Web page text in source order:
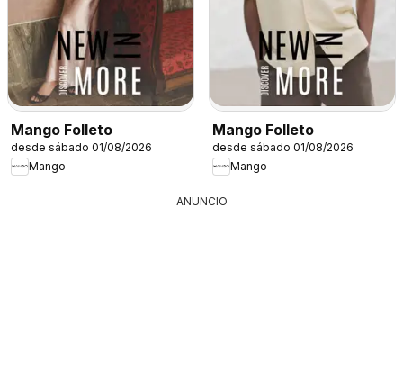
Mango Folleto
desde sábado 01/08/2026
Mango
Mango Folleto
desde sábado 01/08/2026
Mango
ANUNCIO